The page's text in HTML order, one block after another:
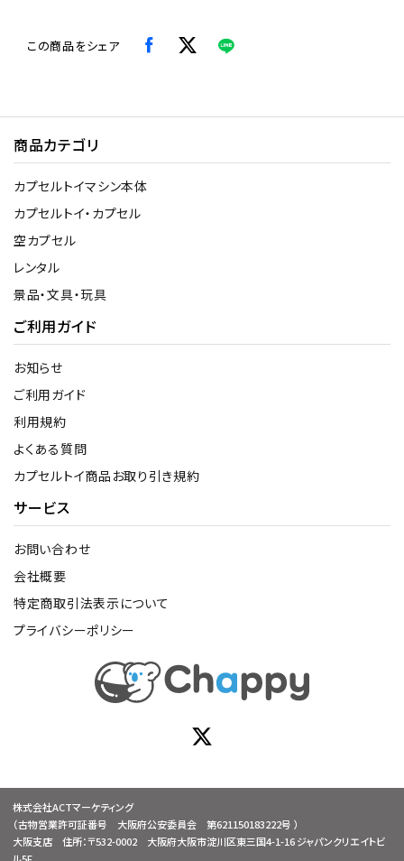
この商品をシェア
商品カテゴリ
カプセルトイマシン本体
カプセルトイ・カプセル
空カプセル
レンタル
景品・文具・玩具
ご利用ガイド
お知らせ
ご利用ガイド
利用規約
よくある質問
カプセルトイ商品お取り引き規約
サービス
お問い合わせ
会社概要
特定商取引法表示について
プライバシーポリシー
株式会社ACTマーケティング
（古物営業許可証番号 大阪府公安委員会 第621150183222号 ）
大阪支店 住所：〒532-0002 大阪府大阪市淀川区東三国4-1-16 ジャパンクリエイトビ
ル5F